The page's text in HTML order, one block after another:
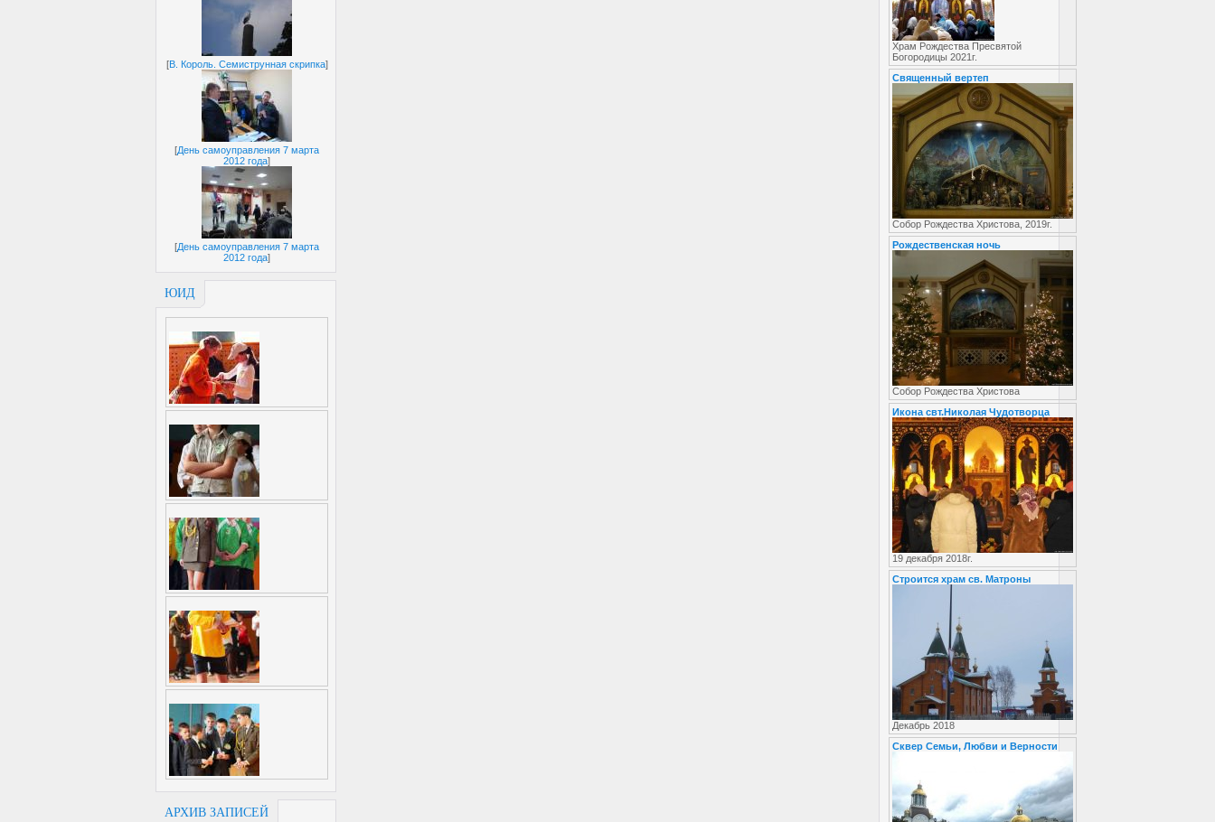
[В. Король. Семиструнная скрипка]
[День самоуправления 7 марта
2012 года]
[День самоуправления 7 марта
2012 года]
ЮИД
АРХИВ ЗАПИСЕЙ
Храм Рождества Пресвятой
Богородицы 2021г.
Священный вертеп
Собор Рождества Христова, 2019г.
Рождественская ночь
Собор Рождества Христова
Икона свт.Николая Чудотворца
19 декабря 2018г.
Строится храм св. Матроны
Декабрь 2018
Сквер Семьи, Любви и Верности